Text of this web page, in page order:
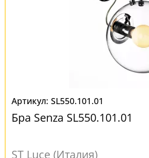
SL550.101.01
Бра Senza SL550.101.01
ST Luce (Италия)